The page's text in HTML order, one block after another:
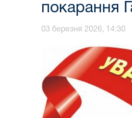
покарання
03 березня 2026, 14:30